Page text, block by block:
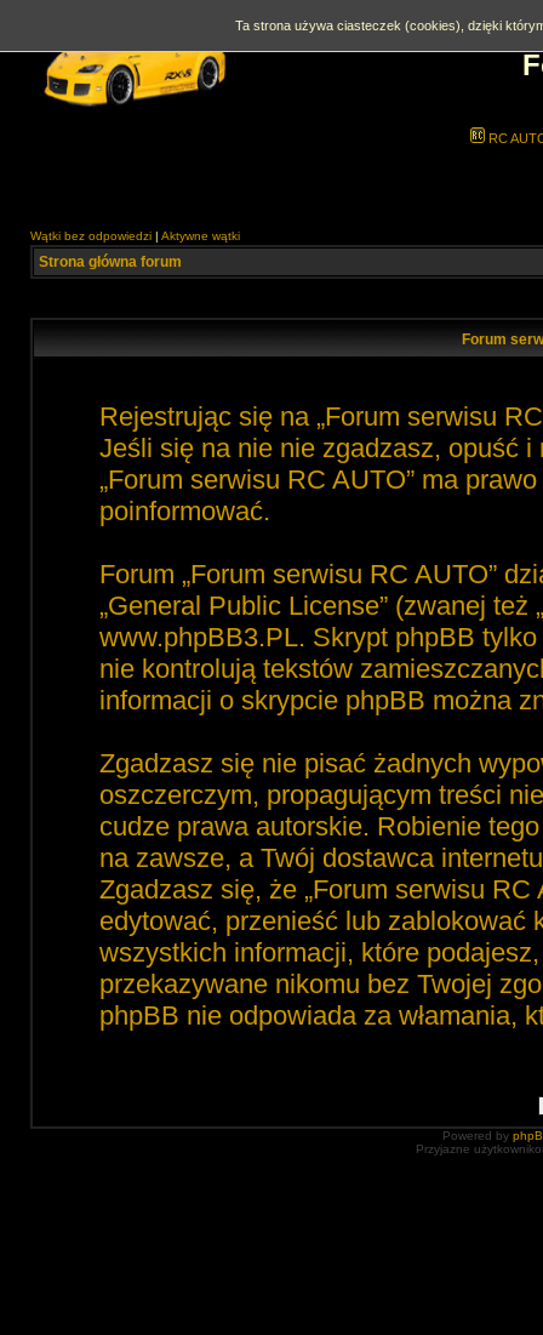
RC
Wątki bez odpowiedzi | Aktywne wątki
Strona główna forum
Forum
Rejestrując się na „Forum serwisu
Jeśli się na nie nie zgadzasz, opuść i
„Forum serwisu RC AUTO” ma
poinformować.
Forum „Forum serwisu RC AUTO”
„General Public License” (zwanej też
www.phpBB3.PL. Skrypt phpBB
nie kontrolują tekstów
informacji o skrypcie phpBB można
Zgadzasz się nie pisać żadnych
oszczerczym, propagującym treści
cudze prawa autorskie. Robienie
na zawsze, a Twój dostawca
Zgadzasz się, że „Forum serwisu
edytować, przenieść lub zablokować
wszystkich informacji, które
przekazywane nikomu bez Twojej
phpBB nie odpowiada za włamania,
Powered by
Przyjazne
Ta strona używa ciasteczek (cookies), dzięki